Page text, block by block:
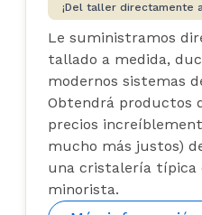
¡Del taller directamente
Le suministramos
tallado a medida,
modernos sistemas
Obtendrá productos
precios
mucho más justos)
una cristalería típica
minorista.